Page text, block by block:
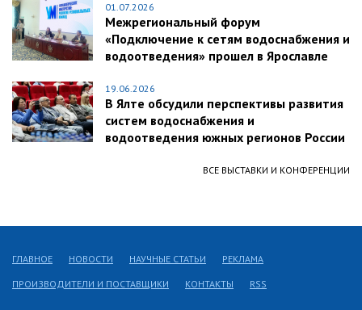
01.07.2026
Межрегиональный форум
«Подключение к сетям водоснабжения и
водоотведения» прошел в Ярославле
19.06.2026
В Ялте обсудили перспективы развития
систем водоснабжения и
водоотведения южных регионов России
ВСЕ ВЫСТАВКИ И КОНФЕРЕНЦИИ
ГЛАВНОЕ НОВОСТИ НАУЧНЫЕ СТАТЬИ РЕКЛАМА
ПРОИЗВОДИТЕЛИ И ПОСТАВЩИКИ КОНТАКТЫ RSS